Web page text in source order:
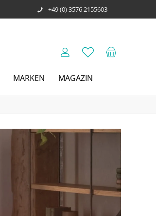
+49 (0) 3576 2155603
MARKEN MAGAZIN